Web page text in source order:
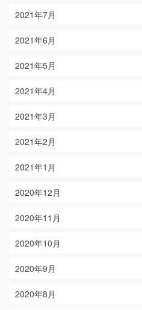
2021年7月
2021年6月
2021年5月
2021年4月
2021年3月
2021年2月
2021年1月
2020年12月
2020年11月
2020年10月
2020年9月
2020年8月